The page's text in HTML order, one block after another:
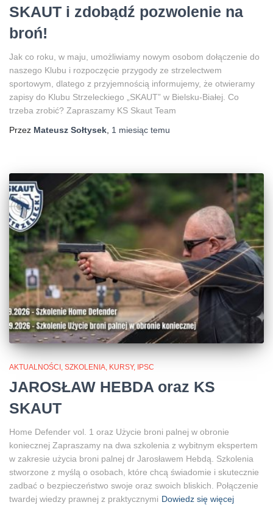
SKAUT i zdobądź pozwolenie na
broń!
Jak co roku, w maju, umożliwiamy nowym osobom dołączenie do
naszego Klubu i rozpoczęcie przygody ze strzelectwem
sportowym, dlatego z przyjemnością informujemy, że otwieramy
zapisy do Klubu Strzeleckiego „SKAUT” w Bielsku-Białej. Co
trzeba zrobić? Zapraszamy KS Skaut Team
Przez Mateusz Sołtysek, 1 miesiąc temu
AKTUALNOŚCI, SZKOLENIA, KURSY, IPSC
JAROSŁAW HEBDA oraz KS
SKAUT
Home Defender vol. 1 oraz Użycie broni palnej w obronie
koniecznej Zapraszamy na dwa szkolenia z wybitnym ekspertem
w zakresie użycia broni palnej dr Jarosławem Hebdą. Szkolenia
stworzone z myślą o osobach, które chcą świadomie i skutecznie
zadbać o bezpieczeństwo swoje oraz swoich bliskich. Połączenie
twardej wiedzy prawnej z praktycznymi Dowiedz się więcej